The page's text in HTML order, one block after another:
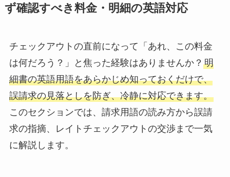
ず確認すべき料金・明細の英語対応
チェックアウトの直前になって「あれ、この料金
は何だろう？」と焦った経験はありませんか？ 明
細書の英語用語をあらかじめ知っておくだけで、
誤請求の見落としを防ぎ、冷静に対応できます。
このセクションでは、請求用語の読み方から誤請
求の指摘、レイトチェックアウトの交渉まで一気
に解説します。